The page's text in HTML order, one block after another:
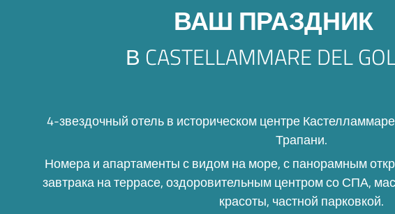
ВАШ ПРАЗДНИК
В CASTELLAMMARE DEL
4-звездочный отель в историческом центре
Трапани.
Номера и апартаменты с видом на море, с панорамным
завтрака на террасе, оздоровительным центром со СПА,
красоты, частной парковкой.